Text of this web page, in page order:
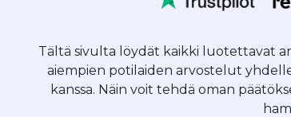
Tältä sivulta löydät kaikki luotettavat
aiempien potilaiden arvostelut
kanssa. Näin voit tehdä oman